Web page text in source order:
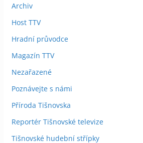
Archiv
Host TTV
Hradní průvodce
Magazín TTV
Nezařazené
Poznávejte s námi
Příroda Tišnovska
Reportér Tišnovské televize
Tišnovské hudební střípky